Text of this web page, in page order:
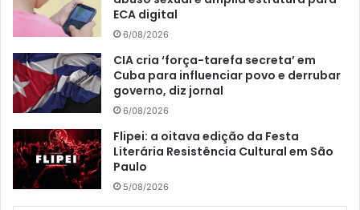
ECA digital
6/08/2026
CIA cria ‘força-tarefa secreta’ em
Cuba para influenciar povo e derrubar
governo, diz jornal
6/08/2026
Flipei: a oitava edição da Festa
Literária Resistência Cultural em São
Paulo
5/08/2026